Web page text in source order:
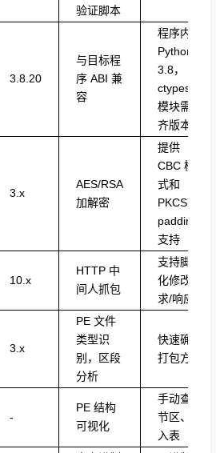
验证脚本
3.8.20
与目标程
序 ABI 兼
容
程序内嵌
Python
3.8，
ctypes
模块需对
齐版本
3.x
AES/RSA
加解密
提供
CBC 模
式和
PKCS7
padding
支持
10.x
HTTP 中
间人抓包
支持脚本
化修改请
求/响应
3.x
PE 文件
类型识
别，区段
分析
快速确认
打包方式
-
PE 结构
可视化
手动查看
节区、导
入表